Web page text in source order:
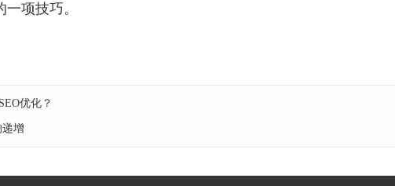
项技巧。
优化？
递增